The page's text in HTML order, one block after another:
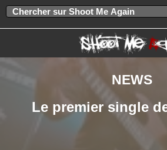
NEWS
Le premier single